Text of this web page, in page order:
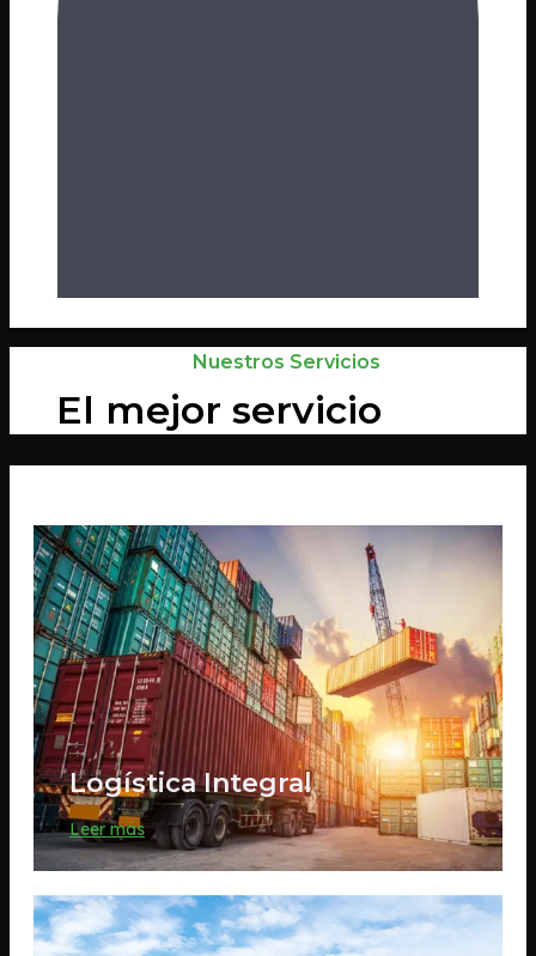
Nuestros Servicios
El mejor servicio
Logística Integral
Leer más